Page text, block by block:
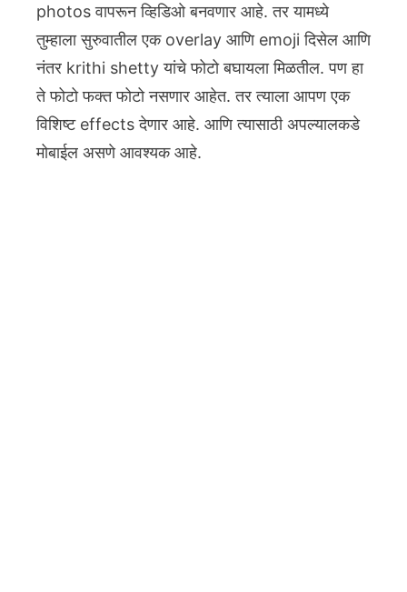
photos वापरून व्हिडिओ बनवणार आहे. तर यामध्ये
तुम्हाला सुरुवातील एक overlay आणि emoji दिसेल आणि
नंतर krithi shetty यांचे फोटो बघायला मिळतील. पण हा
ते फोटो फक्त फोटो नसणार आहेत. तर त्याला आपण एक
विशिष्ट effects देणार आहे. आणि त्यासाठी अपल्यालकडे
मोबाईल असणे आवश्यक आहे.